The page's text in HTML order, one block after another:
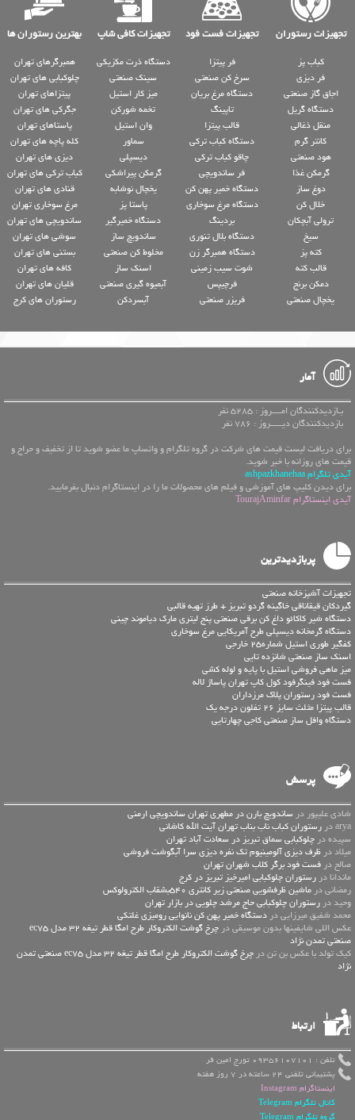
تجهیزات رستوران تجهیزات فست فود تجهیزات کافی شاپ بهترین رستوران ها
کباب پز
فر دیزی
اجاق گاز صنعتی
دستگاه گریل
منقل ذغالی
کانتر گرم
هود صنعتی
گرمکن غذا
دوغ ساز
خلال کن
ترولی آبچکان
سیخ
کته پز
قالب کته
دمکن برنج
یخچال صنعتی
فر پیتزا
سرخ کن صنعتی
دستگاه مرغ بریان
تاپینگ
قالب پیتزا
دستگاه کباب ترکی
چاقو کباب ترکی
فر ساندویچی
دستگاه خمیر پهن کن
دستگاه مرغ سوخاری
بردینگ
دستگاه بلال تنوری
دستگاه همبرگر زن
شوت سیب زمینی
فرچیپس
فریزر صنعتی
دستگاه ذرت مکزیکی
سینک صنعتی
میز کار استیل
تخمه شورکن
وان استیل
سماور
دیسپلی
گرمکن پیراشکی
یخچال نوشابه
پاستا پز
دستگاه خمیرگیر
ساندویچ ساز
مخلوط کن صنعتی
اسنک ساز
آبمیوه گیری صنعتی
آبسردکن
همبرگرهای تهران
چلوکبابی های تهران
پیتزاهای تهران
جگرکی های تهران
پاستاهای تهران
کله پاچه های تهران
دیزی های تهران
کباب ترکی های تهران
قنادی های تهران
مرغ سوخاری تهران
ساندویچی های تهران
سوشی های تهران
بستنی های تهران
کافه های تهران
قلیان های تهران
رستوران های کرج
آمار
بـازدیدکنندگان امــــروز : 5285 نفر
بازدیدکنندگان دیـــــروز : 786 نفر
برای دریافت لیست قیمت های شرکت در گروه تلگرام و واتساپ ما عضو شوید تا از تخفیف و حراج و
قیمت های روزانه با خبر شوید.
آیدی تلگرام ashpazkhanehaa
برای دیدن کلیپ های آموزشی و فیلم های محصولات ما را در اینستاگرام دنبال بفرمایید.
آیدی اینستاگرام TourajAminfar
پربازدیدترین
تجهیزات آشپزخانه صنعتی
گیردکان قیقاناقی خاگینه گردو تبریز + طرز تهیه قالبی
دستگاه شیر کاکائو داغ کن برقی صنعتی پنج لیتری مارک دیاموند چینی
دستگاه گرمخانه دیسپلی طرح آمریکایی مرغ سوخاری
کفگیر طوری استیل شماره25 خارجی
اسنک ساز صنعتی شانزده تایی
میز ماهی فروشی استیل با پایه و لوله کشی
فست فود فینگرفود کول کاپ تهران پاساژ لاله
فست فود رستوران پلاک مرزداران
قالب پیتزا مثلث سایز 26 تفلون درجه یک
دستگاه وافل ساز صنعتی کاجی چهارتایی
پرسش
شادی علیپور در ساندویچ بارن در مطهری تهران ساندویچی ارمنی
arya در
رستوران کباب ناب بناب تهران آیت الله کاشانی
سپیده در چلوکبابی سماق تبریز در سعادت آباد تهران
میلاد در ظرف دیزی آلومینیوم تک نفره دیزی سرا آبگوشت فروشی
صالح در فست فود برگر کلاب شهران تهران
ماندانا در رستوران چلوکبابی امیرخیز تبریز در کرج
رمضانی در ماشین ظرفشویی صنعتی زیر کانتری 540بشقاب الکترولوکس
وحید در رستوران چلوکبابی حاج مرشد چلویی در بازار تهران
محمد شفیق میرزایی در دستگاه خمیر پهن کن نانوایی رومیزی غلتکی
عكس اللي شايفينها بدون موسيقى در
چرخ گوشت الکتروکار طرح امگا قطر تیغه 32 مدل ec75
صنعتی تمدن نژاد
کیک تولد با عکس بن تن در
چرخ گوشت الکتروکار طرح امگا قطر تیغه 32 مدل ec75 صنعتی تمدن
نژاد
ارتباط
تلفن : 09356107101 تورج امین فر
پشتیبانی تلفنی 24 ساعته در 7 روز هفته
اینستاگرام Instagram
کانال تلگرام Telegram
گروه تلگرام Telegram